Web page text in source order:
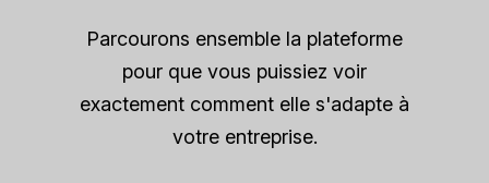
Parcourons ensemble la plateforme
pour que vous puissiez voir
exactement comment elle s'adapte à
votre entreprise.